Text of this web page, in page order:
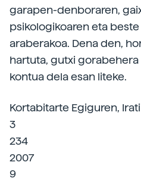
garapen-denboraren,
psikologikoaren eta
araberakoa. Dena den,
hartuta, gutxi
kontua dela esan liteke.
Kortabitarte Egiguren, Irati
3
234
2007
9